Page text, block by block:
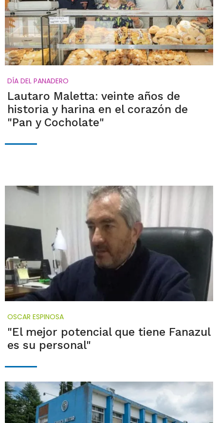
DÍA DEL PANADERO
Lautaro Maletta: veinte años de
historia y harina en el corazón de
"Pan y Cocholate"
OSCAR ESPINOSA
"El mejor potencial que tiene Fanazul
es su personal"